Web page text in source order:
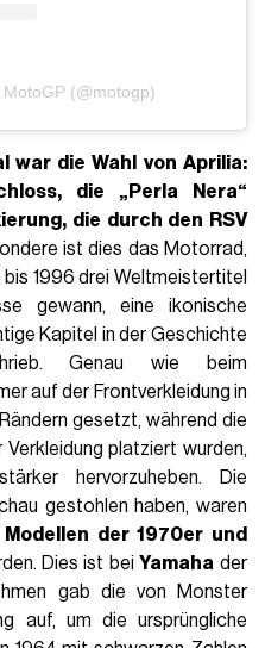
(@motogp)
war die Wahl von Aprilia:
die „Perla Nera“
die durch den RSV
ist dies das Motorrad,
bis 1996 drei Weltmeistertitel
gewann, eine ikonische
Kapitel in der Geschichte
Genau wie beim
auf der Frontverkleidung in
gesetzt, während die
platziert wurden,
hervorzuheben. Die
gestohlen haben, waren
der 1970er und
Dies ist beiYamaha der
gab die von Monster
auf, um die ursprüngliche